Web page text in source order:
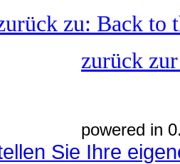
zu: Back to
zurück
powered in
Sie Ihre